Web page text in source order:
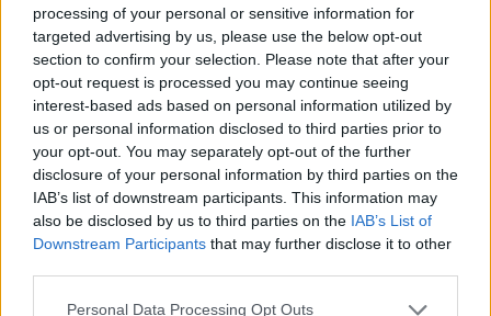
processing of your personal or sensitive information for
targeted advertising by us, please use the below opt-out
section to confirm your selection. Please note that after your
opt-out request is processed you may continue seeing
interest-based ads based on personal information utilized by
us or personal information disclosed to third parties prior to
your opt-out. You may separately opt-out of the further
disclosure of your personal information by third parties on the
IAB’s list of downstream participants. This information may
also be disclosed by us to third parties on the IAB’s List of
Downstream Participants that may further disclose it to other
Personal Data Processing Opt Outs
Varm opp til sukkeret smelter og blir lysebrunt og flytende.
Rør litt rundt slik at mandlene dekkes jevnt av det smeltede
sukkeret. Hell blandingen forsiktig over på bakepapiret (vær
forsiktig, for dette er ekstremt varmt!!). Bruk to gafler til å
spre mandlene litt fra hverandre.